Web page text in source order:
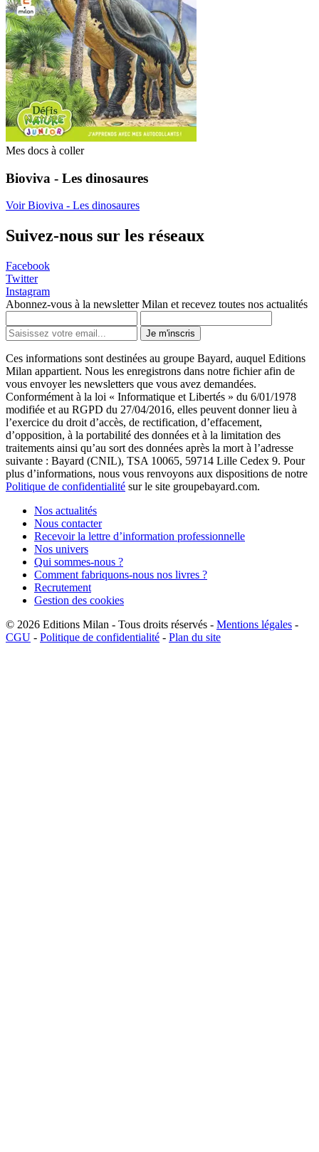
Mes docs à coller
Bioviva - Les dinosaures
Voir Bioviva - Les dinosaures
Suivez-nous sur les réseaux
Facebook
Twitter
Instagram
Abonnez-vous à la newsletter Milan et recevez toutes nos actualités
Je m'inscris
Ces informations sont destinées au groupe Bayard, auquel Editions
Milan appartient. Nous les enregistrons dans notre fichier afin de
vous envoyer les newsletters que vous avez demandées.
Conformément à la loi « Informatique et Libertés » du 6/01/1978
modifiée et au RGPD du 27/04/2016, elles peuvent donner lieu à
l’exercice du droit d’accès, de rectification, d’effacement,
d’opposition, à la portabilité des données et à la limitation des
traitements ainsi qu’au sort des données après la mort à l’adresse
suivante : Bayard (CNIL), TSA 10065, 59714 Lille Cedex 9. Pour
plus d’informations, nous vous renvoyons aux dispositions de notre
Politique de confidentialité sur le site groupebayard.com.
Nos actualités
Nous contacter
Recevoir la lettre d’information professionnelle
Nos univers
Qui sommes-nous ?
Comment fabriquons-nous nos livres ?
Recrutement
Gestion des cookies
© 2026 Editions Milan - Tous droits réservés - Mentions légales -
CGU - Politique de confidentialité - Plan du site